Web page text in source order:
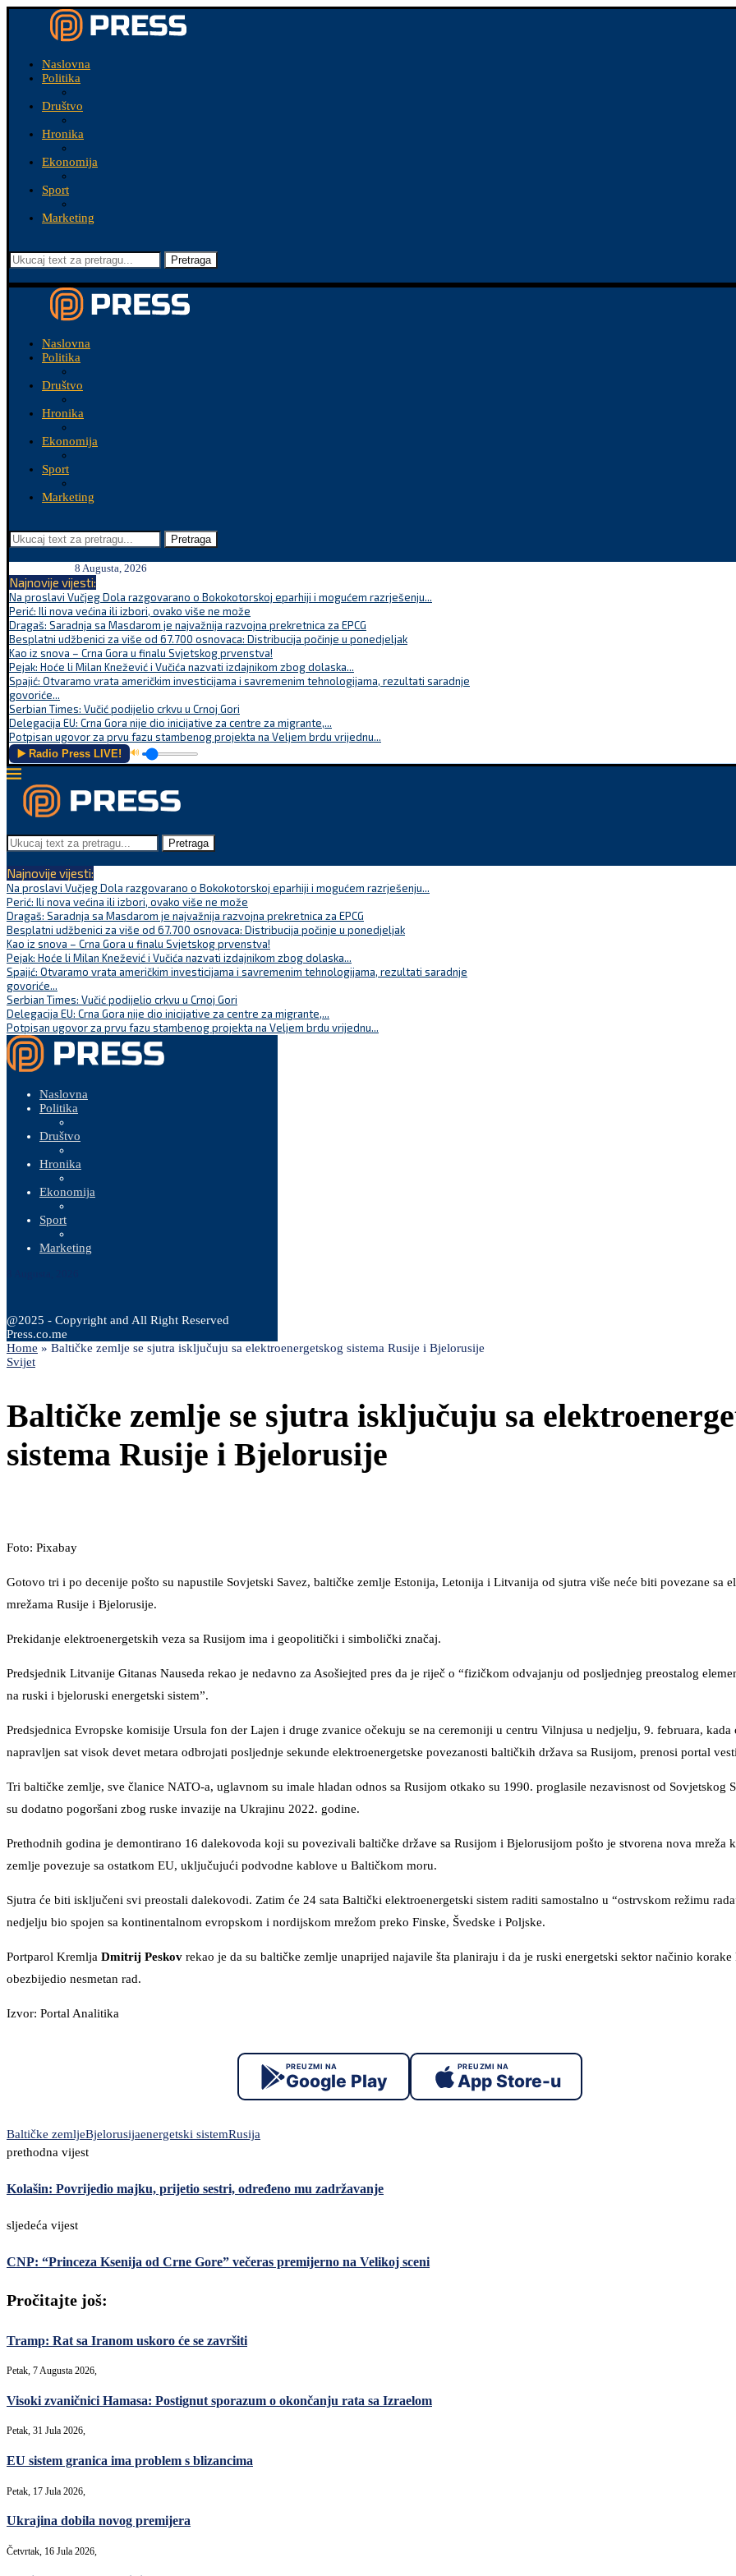
Naslovna
Politika
Društvo
Hronika
Ekonomija
Sport
Marketing
Pretraga
Naslovna
Politika
Društvo
Hronika
Ekonomija
Sport
Marketing
Pretraga
8 Augusta, 2026
Najnovije vijesti:
Na proslavi Vučjeg Dola razgovarano o Bokokotorskoj eparhiji i mogućem razrješenju...
Perić: Ili nova većina ili izbori, ovako više ne može
Dragaš: Saradnja sa Masdarom je najvažnija razvojna prekretnica za EPCG
Besplatni udžbenici za više od 67.700 osnovaca: Distribucija počinje u ponedjeljak
Kao iz snova – Crna Gora u finalu Svjetskog prvenstva!
Pejak: Hoće li Milan Knežević i Vučića nazvati izdajnikom zbog dolaska...
Spajić: Otvaramo vrata američkim investicijama i savremenim tehnologijama, rezultati saradnje
govoriće...
Serbian Times: Vučić podijelio crkvu u Crnoj Gori
Delegacija EU: Crna Gora nije dio inicijative za centre za migrante,...
Potpisan ugovor za prvu fazu stambenog projekta na Veljem brdu vrijednu...
▶️ Radio Press LIVE! 🔊
Pretraga
Najnovije vijesti:
Na proslavi Vučjeg Dola razgovarano o Bokokotorskoj eparhiji i mogućem razrješenju...
Perić: Ili nova većina ili izbori, ovako više ne može
Dragaš: Saradnja sa Masdarom je najvažnija razvojna prekretnica za EPCG
Besplatni udžbenici za više od 67.700 osnovaca: Distribucija počinje u ponedjeljak
Kao iz snova – Crna Gora u finalu Svjetskog prvenstva!
Pejak: Hoće li Milan Knežević i Vučića nazvati izdajnikom zbog dolaska...
Spajić: Otvaramo vrata američkim investicijama i savremenim tehnologijama, rezultati saradnje
govoriće...
Serbian Times: Vučić podijelio crkvu u Crnoj Gori
Delegacija EU: Crna Gora nije dio inicijative za centre za migrante,...
Potpisan ugovor za prvu fazu stambenog projekta na Veljem brdu vrijednu...
Naslovna
Politika
Društvo
Hronika
Ekonomija
Sport
Marketing
@2025 - Copyright and All Right Reserved
Press.co.me
Home » Baltičke zemlje se sjutra isključuju sa elektroenergetskog sistema Rusije i Bjelorusije
Svijet
Baltičke zemlje se sjutra isključuju sa
sistema Rusije i Bjelorusije
Foto: Pixabay
Gotovo tri i po decenije pošto su napustile Sovjetski Savez, baltičke zemlje Estonija, Letonija i Litvanija od sjutra više neće biti povezane sa
mrežama Rusije i Bjelorusije.
Prekidanje elektroenergetskih veza sa Rusijom ima i geopolitički i simbolički značaj.
Predsjednik Litvanije Gitanas Nauseda rekao je nedavno za Asošiejted pres da je riječ o “fizičkom odvajanju od posljednjeg preostalog
na ruski i bjeloruski energetski sistem”.
Predsjednica Evropske komisije Ursula fon der Lajen i druge zvanice očekuju se na ceremoniji u centru Vilnjusa u nedjelju, 9. februara, kada
napravljen sat visok devet metara odbrojati posljednje sekunde elektroenergetske povezanosti baltičkih država sa Rusijom, prenosi portal
Tri baltičke zemlje, sve članice NATO-a, uglavnom su imale hladan odnos sa Rusijom otkako su 1990. proglasile nezavisnost od Sovjetskog
su dodatno pogoršani zbog ruske invazije na Ukrajinu 2022. godine.
Prethodnih godina je demontirano 16 dalekovoda koji su povezivali baltičke države sa Rusijom i Bjelorusijom pošto je stvorena nova mreža
zemlje povezuje sa ostatkom EU, uključujući podvodne kablove u Baltičkom moru.
Sjutra će biti isključeni svi preostali dalekovodi. Zatim će 24 sata Baltički elektroenergetski sistem raditi samostalno u “ostrvskom režimu
nedjelju bio spojen sa kontinentalnom evropskom i nordijskom mrežom preko Finske, Švedske i Poljske.
Portparol Kremlja Dmitrij Peskov rekao je da su baltičke zemlje unaprijed najavile šta planiraju i da je ruski energetski sektor načinio
obezbijedio nesmetan rad.
Izvor: Portal Analitika
PREUZMI NA
Google Play
PREUZMI NA
App Store-u
Baltičke zemljeBjelorusijaenergetski sistemRusija
prethodna vijest
Kolašin: Povrijedio majku, prijetio sestri, određeno mu zadržavanje
sljedeća vijest
CNP: “Princeza Ksenija od Crne Gore” večeras premijerno na Velikoj sceni
Pročitajte još:
Tramp: Rat sa Iranom uskoro će se završiti
Petak, 7 Augusta 2026,
Visoki zvaničnici Hamasa: Postignut sporazum o okončanju rata sa Izraelom
Petak, 31 Jula 2026,
EU sistem granica ima problem s blizancima
Petak, 17 Jula 2026,
Ukrajina dobila novog premijera
Četvrtak, 16 Jula 2026,